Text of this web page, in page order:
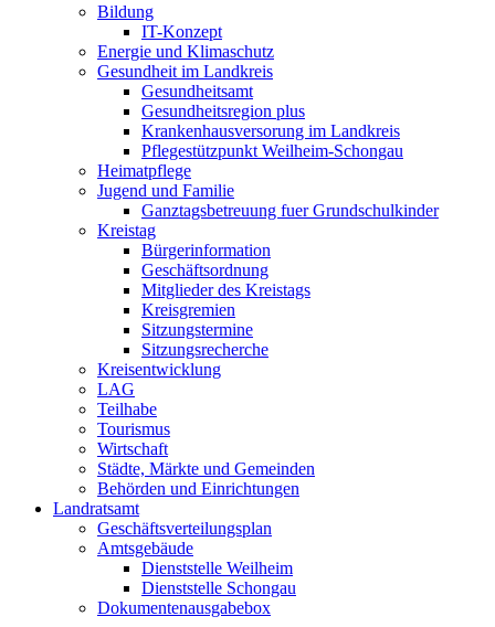
Bildung
IT-Konzept
Energie und Klimaschutz
Gesundheit im Landkreis
Gesundheitsamt
Gesundheitsregion plus
Krankenhausversorung im Landkreis
Pflegestützpunkt Weilheim-Schongau
Heimatpflege
Jugend und Familie
Ganztagsbetreuung fuer Grundschulkinder
Kreistag
Bürgerinformation
Geschäftsordnung
Mitglieder des Kreistags
Kreisgremien
Sitzungstermine
Sitzungsrecherche
Kreisentwicklung
LAG
Teilhabe
Tourismus
Wirtschaft
Städte, Märkte und Gemeinden
Behörden und Einrichtungen
Landratsamt
Geschäftsverteilungsplan
Amtsgebäude
Dienststelle Weilheim
Dienststelle Schongau
Dokumentenausgabebox